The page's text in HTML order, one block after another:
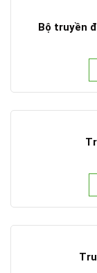
Bộ truyền